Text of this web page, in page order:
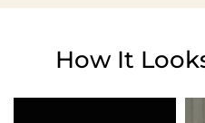
How It